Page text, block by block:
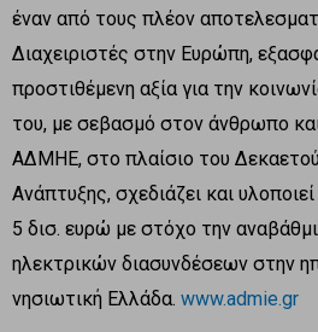
έναν από τους πλέον
Διαχειριστές στην Ευρώπη,
προστιθέμενη αξία για την
του, με σεβασμό στον άνθρωπο
ΑΔΜΗΕ, στο πλαίσιο του
Ανάπτυξης, σχεδιάζει και
5 δισ. ευρώ με στόχο την
ηλεκτρικών διασυνδέσεων στην
νησιωτική Ελλάδα. www.admie.gr